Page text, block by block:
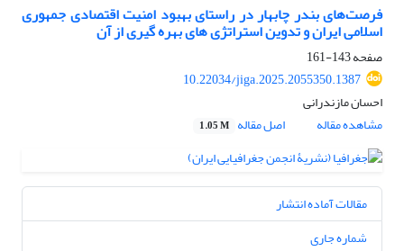
فرصت‌های بندر چابهار در راستای بهبود امنیت اقتصادی جمهوری
اسلامی ایران و تدوین استراتژی های بهره گیری از آن
صفحه143-161
10.22034/jiga.2025.2055350.1387
احسان مازندرانی
مشاهده مقاله
اصل مقاله 1.05 M
مقالات آماده انتشار
شماره جاری